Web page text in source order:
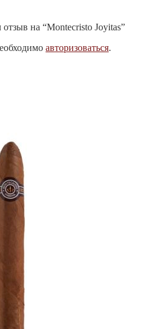
на “Montecristo Joyitas”
авторизоваться.